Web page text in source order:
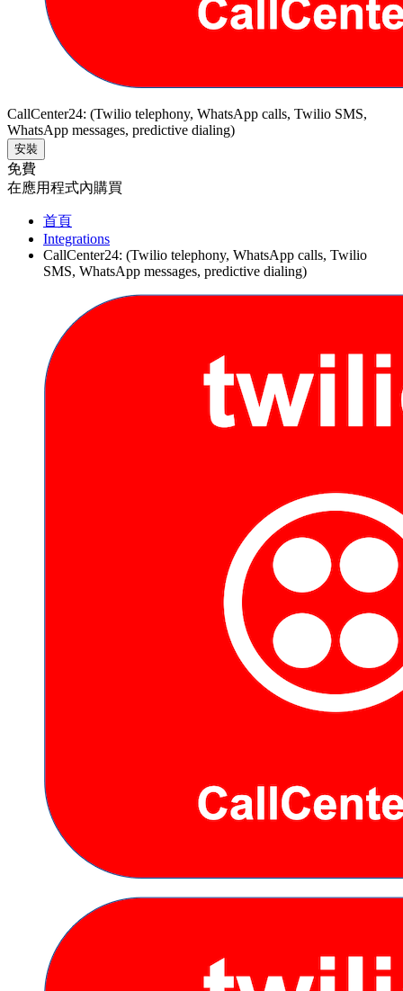
CallCenter24: (Twilio telephony, WhatsApp calls, Twilio SMS,
WhatsApp messages, predictive dialing)
安裝
免費
在應用程式內購買
首頁
Integrations
CallCenter24: (Twilio telephony, WhatsApp calls, Twilio
SMS, WhatsApp messages, predictive dialing)